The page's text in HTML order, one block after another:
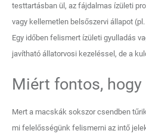
testtartásban ül, az fájdalmas ízületi
vagy kellemetlen belsőszervi állapot
Egy időben felismert ízületi gyulladás
javítható állatorvosi kezeléssel, de a
Miért fontos, hogy
Mert a macskák sokszor csendben
mi felelősségünk felismerni az intő